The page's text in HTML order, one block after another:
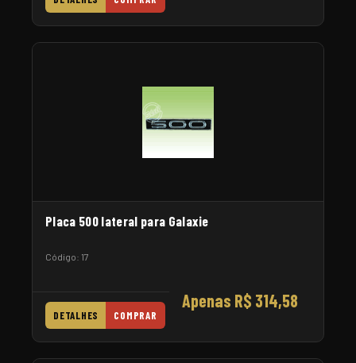
Placa 500 lateral para Galaxie
Código: 17
Apenas R$ 314,58
DETALHES COMPRAR